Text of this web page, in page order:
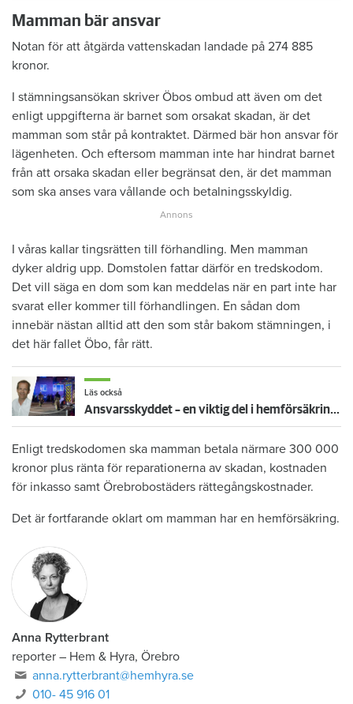
Mamman bär ansvar
Notan för att åtgärda vattenskadan landade på 274 885
kronor.
I stämningsansökan skriver Öbos ombud att även om det
enligt uppgifterna är barnet som orsakat skadan, är det
mamman som står på kontraktet. Därmed bär hon ansvar för
lägenheten. Och eftersom mamman inte har hindrat barnet
från att orsaka skadan eller begränsat den, är det mamman
som ska anses vara vållande och betalningsskyldig.
I våras kallar tingsrätten till förhandling. Men mamman
dyker aldrig upp. Domstolen fattar därför en tredskodom.
Det vill säga en dom som kan meddelas när en part inte har
svarat eller kommer till förhandlingen. En sådan dom
innebär nästan alltid att den som står bakom stämningen, i
det här fallet Öbo, får rätt.
Läs också
Ansvarsskyddet – en viktig del i hemförsäkringen
Enligt tredskodomen ska mamman betala närmare 300 000
kronor plus ränta för reparationerna av skadan, kostnaden
för inkasso samt Örebrobostäders rättegångskostnader.
Det är fortfarande oklart om mamman har en hemförsäkring.
Anna Rytterbrant
reporter – Hem & Hyra, Örebro
anna.rytterbrant@hemhyra.se
010- 45 916 01